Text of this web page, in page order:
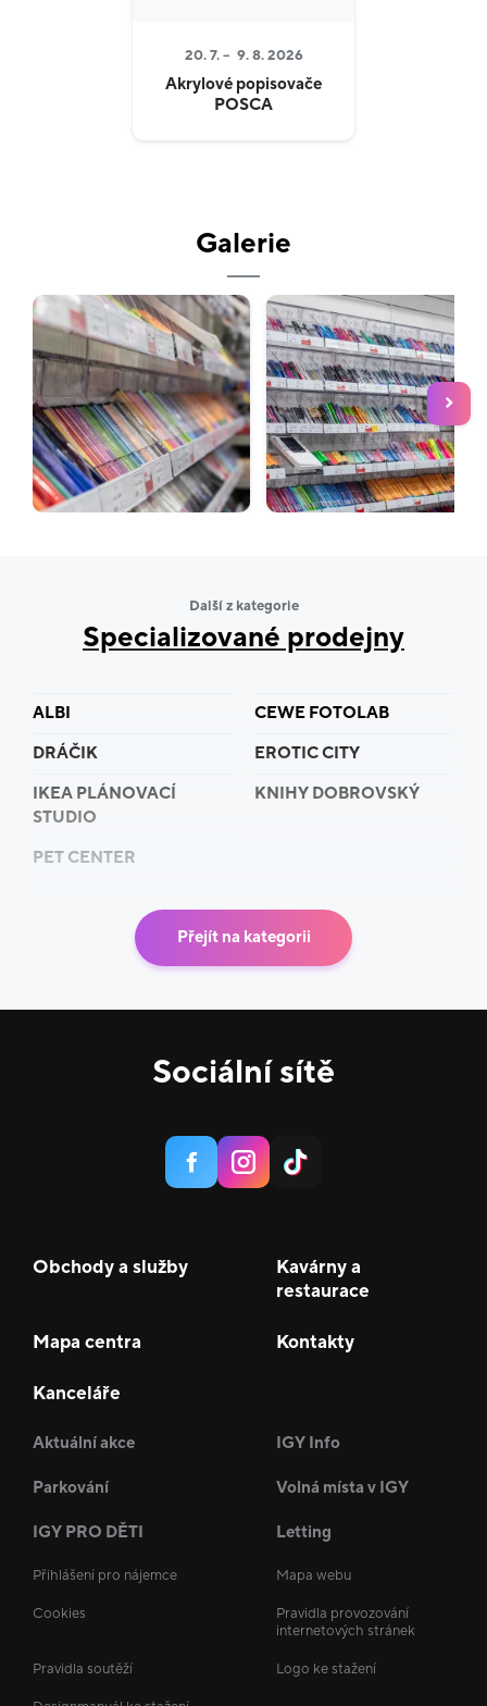
20. 7. – 9. 8. 2026
Akrylové popisovače
POSCA
Galerie
Další z kategorie
Specializované prodejny
ALBI
CEWE FOTOLAB
DRÁČIK
EROTIC CITY
IKEA PLÁNOVACÍ
STUDIO
KNIHY DOBROVSKÝ
PET CENTER
Přejít na kategorii
Sociální sítě
Obchody a služby
Kavárny a
restaurace
Mapa centra Kontakty
Kanceláře
Aktuální akce IGY Info
Parkování Volná místa v IGY
IGY PRO DĚTI Letting
Přihlášení pro nájemce Mapa webu
Cookies
Pravidla provozování
internetových stránek
Pravidla soutěží Logo ke stažení